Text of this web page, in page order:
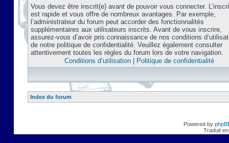
Vous devez être inscrit(e) avant de pouvoir vous connecter.
est rapide et vous offre de nombreux avantages. Par exemple,
l’administrateur du forum peut accorder des fonctionnalités
supplémentaires aux utilisateurs inscrits. Avant de vous inscrire,
assurez-vous d’avoir pris connaissance de nos conditions
de notre politique de confidentialité. Veuillez également consulter
attentivement toutes les règles du forum lors de votre navigation.
Conditions d’utilisation| Politique de confidentialité
Index du forum
Powered by
Traduit